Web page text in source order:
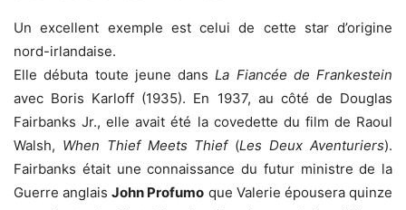
Un excellent exemple est celui de cette star d’origine
nord-irlandaise.
Elle débuta toute jeune dansLa Fiancée de Frankestein
avec Boris Karloff (1935). En 1937, au côté de Douglas
Fairbanks Jr., elle avait été la covedette du film de Raoul
Walsh, When Thief Meets Thief(Les Deux Aventuriers).
Fairbanks était une connaissance du futur ministre de la
Guerre anglaisJohn Profumo que Valerie épousera quinze